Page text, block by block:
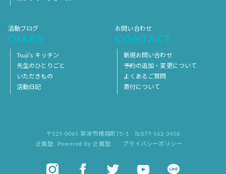
活動ブログ
DIARY
Tsuji’s キッチン
先生のひとりごと
いただきもの
活動日記
お問い合わせ
CONTACT
新規お問い合わせ
予約の追加・変更について
よくあるご質問
寄付について
〒525-0065 草津市橋岡町75-1
℡077-562-3456
辻義塾, Powered by 辻義塾. プライバシーポリシー